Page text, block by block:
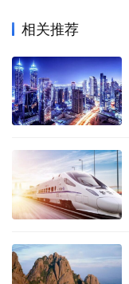
相关推荐